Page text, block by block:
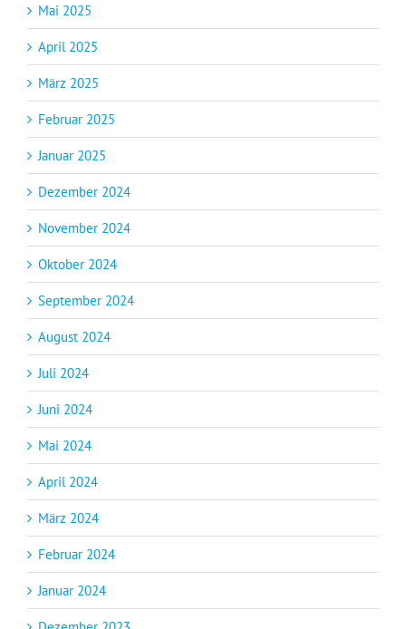
Mai 2025
April 2025
März 2025
Februar 2025
Januar 2025
Dezember 2024
November 2024
Oktober 2024
September 2024
August 2024
Juli 2024
Juni 2024
Mai 2024
April 2024
März 2024
Februar 2024
Januar 2024